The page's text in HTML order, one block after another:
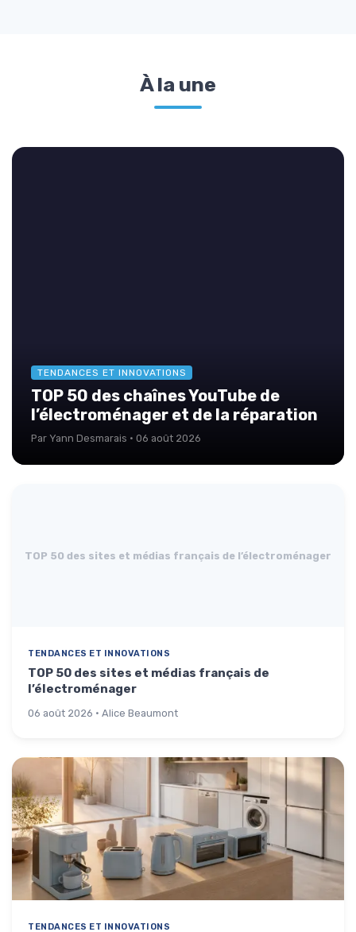
À la une
TENDANCES ET INNOVATIONS
TOP 50 des chaînes YouTube de
l’électroménager et de la réparation
Par Yann Desmarais · 06 août 2026
TOP 50 des sites et médias français de l’électroménager
TENDANCES ET INNOVATIONS
TOP 50 des sites et médias français de
l’électroménager
06 août 2026 · Alice Beaumont
TENDANCES ET INNOVATIONS